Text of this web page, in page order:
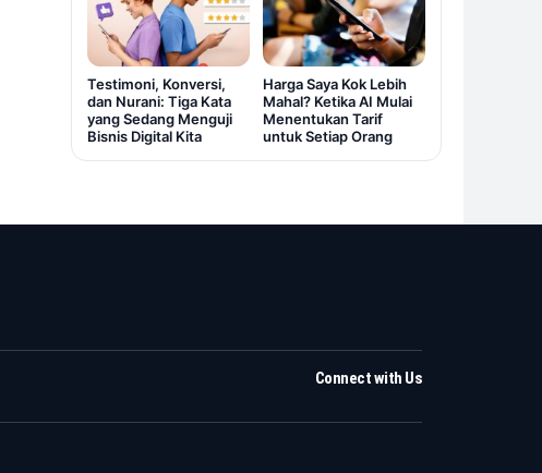
Testimoni, Konversi,
dan Nurani: Tiga Kata
yang Sedang Menguji
Bisnis Digital Kita
Harga Saya Kok Lebih
Mahal? Ketika AI Mulai
Menentukan Tarif
untuk Setiap Orang
Connect with Us